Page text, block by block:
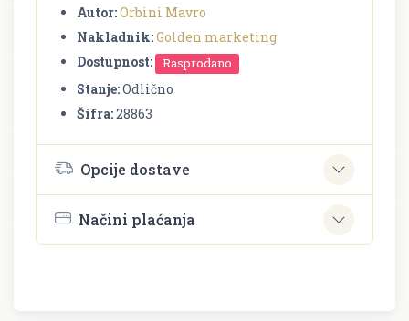
Autor:Orbini Mavro
Nakladnik:Golden marketing
Dostupnost:
Rasprodano
Stanje:Odlično
Šifra:28863
Opcije dostave
Načini plaćanja